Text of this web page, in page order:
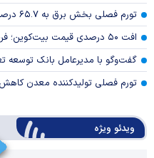
تورم فصلی بخش برق به ۶۵.۷ درصد رسید
افت ۵۰ درصدی قیمت بیت‌کوین؛ فرصت خرید یا آغاز دوره نزولی؟
گفت‌وگو با مدیرعامل بانک توسعه
تورم فصلی تولیدکننده معدن
ویدئو ویژه